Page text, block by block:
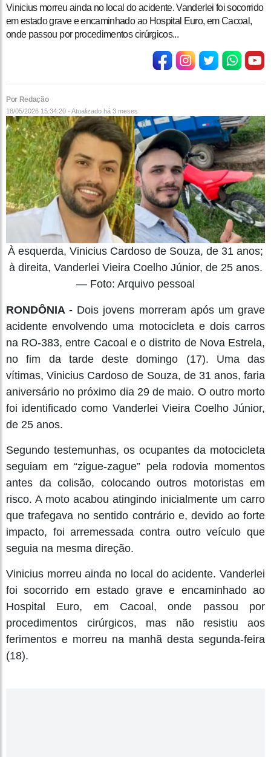
Vinicius morreu ainda no local do acidente. Vanderlei foi socorrido
em estado grave e encaminhado ao Hospital Euro, em Cacoal,
onde passou por procedimentos cirúrgicos...
Por Redação
18/05/2026 15:34:20 - Atualizado há 3 meses
À esquerda, Vinicius Cardoso de Souza, de 31 anos;
à direita, Vanderlei Vieira Coelho Júnior, de 25 anos.
— Foto: Arquivo pessoal
RONDÔNIA - Dois jovens morreram após um grave
acidente envolvendo uma motocicleta e dois carros
na RO-383, entre Cacoal e o distrito de Nova Estrela,
no fim da tarde deste domingo (17). Uma das
vítimas, Vinicius Cardoso de Souza, de 31 anos, faria
aniversário no próximo dia 29 de maio. O outro morto
foi identificado como Vanderlei Vieira Coelho Júnior,
de 25 anos.
Segundo testemunhas, os ocupantes da motocicleta
seguiam em “zigue-zague” pela rodovia momentos
antes da colisão, colocando outros motoristas em
risco. A moto acabou atingindo inicialmente um carro
que trafegava no sentido contrário e, devido ao forte
impacto, foi arremessada contra outro veículo que
seguia na mesma direção.
Vinicius morreu ainda no local do acidente. Vanderlei
foi socorrido em estado grave e encaminhado ao
Hospital Euro, em Cacoal, onde passou por
procedimentos cirúrgicos, mas não resistiu aos
ferimentos e morreu na manhã desta segunda-feira
(18).